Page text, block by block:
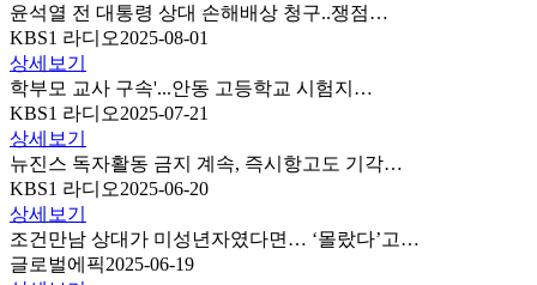
윤석열 전 대통령 상대 손해배상 청구..쟁점…
KBS1 라디오2025-08-01
상세보기
학부모 교사 구속'...안동 고등학교 시험지…
KBS1 라디오2025-07-21
상세보기
뉴진스 독자활동 금지 계속, 즉시항고도 기각…
KBS1 라디오2025-06-20
상세보기
조건만남 상대가 미성년자였다면… ‘몰랐다’고…
글로벌에픽2025-06-19